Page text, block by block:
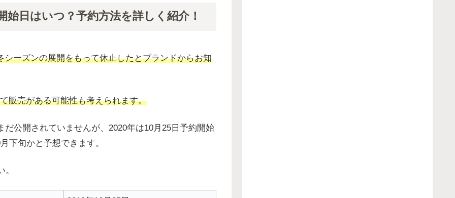
日はいつ？予約方法を詳しく紹介！
ーズンの展開をもって休止したとブランドからお知
販売がある可能性も考えられます。
公開されていませんが、2020年は10月25日予約開始
下旬かと予想できます。